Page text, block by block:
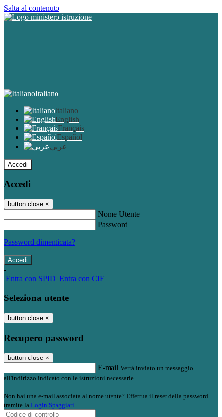
Salta al contenuto
Italiano
Italiano
English
Français
Español
عربى
Accedi
Accedi
button close ×
Nome Utente
Password
Password dimenticata?
-
Entra con SPID Entra con CIE
Seleziona utente
button close ×
Recupero password
button close ×
E-mail Verrà inviato un messaggio
all'indirizzo indicato con le istruzioni necessarie.
Non hai una e-mail associata al nome utente? Effettua il reset della password
tramite la Login Spaggiari